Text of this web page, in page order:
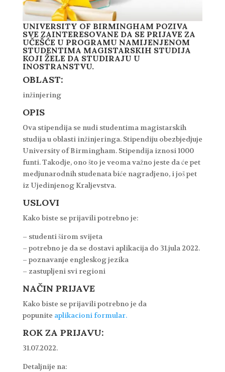
UNIVERSITY OF BIRMINGHAM POZIVA
SVE ZAINTERESOVANE DA SE PRIJAVE ZA
UČEŠĆE U PROGRAMU NAMIJENJENOM
STUDENTIMA MAGISTARSKIH STUDIJA
KOJI ŽELE DA STUDIRAJU U
INOSTRANSTVU.
OBLAST:
inžinjering
OPIS
Ova stipendija se nudi studentima magistarskih
studija u oblasti inžinjeringa. Stipendiju obezbjedjuje
University of Birmingham. Stipendija iznosi 1000
funti. Takodje, ono što je veoma važno jeste da će pet
medjunarodnih studenata biće nagradjeno, i još pet
iz Ujedinjenog Kraljevstva.
USLOVI
Kako biste se prijavili potrebno je:
– studenti širom svijeta
– potrebno je da se dostavi aplikacija do 31.jula 2022.
– poznavanje engleskog jezika
– zastupljeni svi regioni
NAČIN PRIJAVE
Kako biste se prijavili potrebno je da
popunite aplikacioni formular.
ROK ZA PRIJAVU:
31.07.2022.
Detaljnije na: